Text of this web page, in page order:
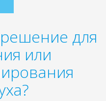
для
или